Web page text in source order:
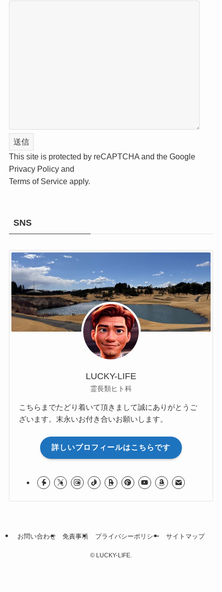
This site is protected by reCAPTCHA and the Google
Privacy Policyand
Terms of Serviceapply.
SNS
LUCKY-LIFE
霊長類ヒト科
こちらまでたどり着いて頂きまして誠にありがとうご
ざいます。末永いお付き合いお願いします。
詳しいプロフィールはこちらです
お問い合わせ 免責事項 プライバシーポリシー サイトマップ
© LUCKY-LIFE.